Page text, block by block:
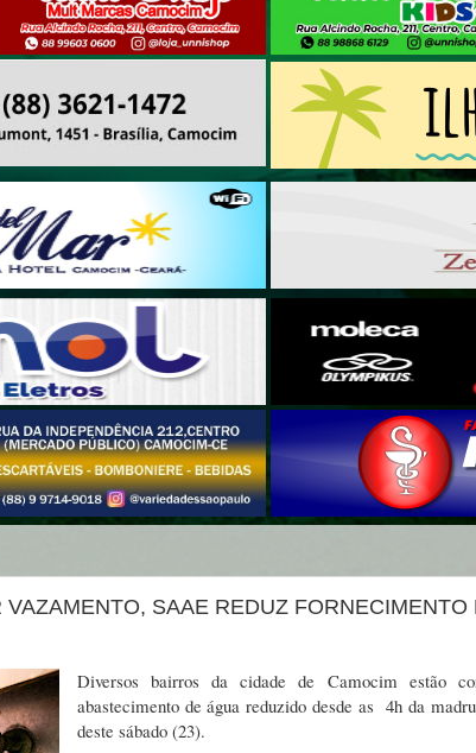
VAZAMENTO, SAAE REDUZ FORNECIMENTO
Diversos bairros da cidade de Camocim estão
abastecimento de água reduzido desde as 4h da
deste sábado (23).